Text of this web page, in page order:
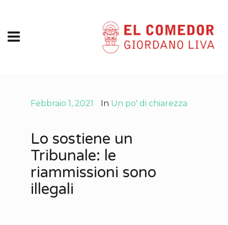
Febbraio 1, 2021 In Un po' di chiarezza
Lo sostiene un
Tribunale: le
riammissioni sono
illegali